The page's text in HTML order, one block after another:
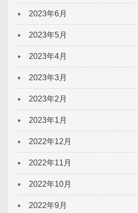
2023年6月
2023年5月
2023年4月
2023年3月
2023年2月
2023年1月
2022年12月
2022年11月
2022年10月
2022年9月